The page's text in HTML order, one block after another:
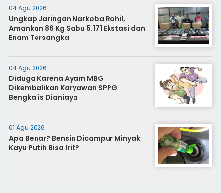
04 Agu 2026
Ungkap Jaringan Narkoba Rohil,
Amankan 86 Kg Sabu 5.171 Ekstasi dan
Enam Tersangka
04 Agu 2026
Diduga Karena Ayam MBG
Dikembalikan Karyawan SPPG
Bengkalis Dianiaya
01 Agu 2026
Apa Benar? Bensin Dicampur Minyak
Kayu Putih Bisa Irit?